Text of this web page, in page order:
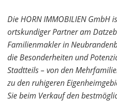
Die HORN IMMOBILIEN GmbH
ortskundiger Partner am
Familienmakler in
die Besonderheiten und
Stadtteils – von den
zu den ruhigeren
Sie beim Verkauf den